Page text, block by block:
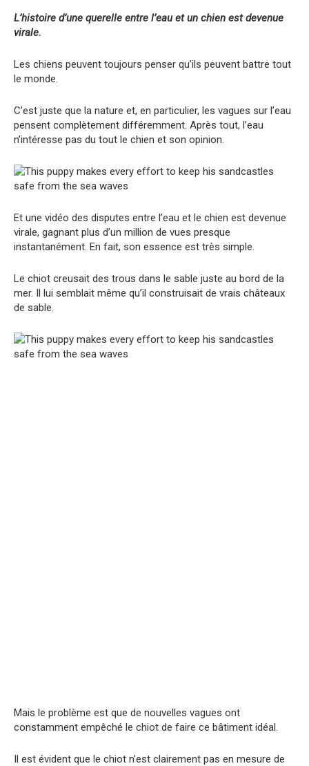
L’histoire d’une querelle entre l’eau et un chien est devenue
virale.
Les chiens peuvent toujours penser qu’ils peuvent battre tout
le monde.
C’est juste que la nature et, en particulier, les vagues sur l’eau
pensent complètement différemment. Après tout, l’eau
n’intéresse pas du tout le chien et son opinion.
Et une vidéo des disputes entre l’eau et le chien est devenue
virale, gagnant plus d’un million de vues presque
instantanément. En fait, son essence est très simple.
Le chiot creusait des trous dans le sable juste au bord de la
mer. Il lui semblait même qu’il construisait de vrais châteaux
de sable.
Mais le problème est que de nouvelles vagues ont
constamment empêché le chiot de faire ce bâtiment idéal.
Il est évident que le chiot n’est clairement pas en mesure de